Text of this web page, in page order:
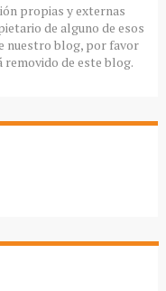
propias y externas
de alguno de esos
nuestro blog, por favor
removido de este blog.